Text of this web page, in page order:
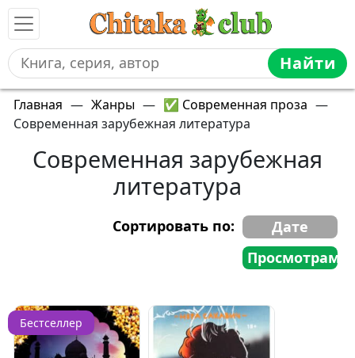
Найти
Главная — Жанры — ✅ Современная проза —
Современная зарубежная литература
Современная зарубежная
литература
Сортировать по:
Дате
Просмотрам
Бестселлер